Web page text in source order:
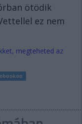
ötödik
ez nem
megteheted az